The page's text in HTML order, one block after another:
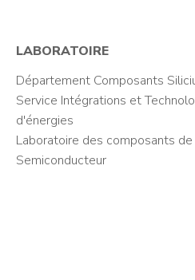
LABORATOIRE
Département Composants
Service Intégrations et
d'énergies
Laboratoire des composants de
Semiconducteur